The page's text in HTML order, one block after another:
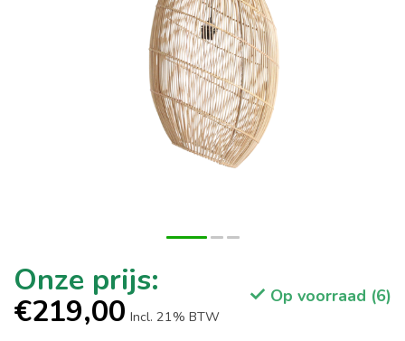
€219,00 Incl. 21% BTW
Op voorraad (6)